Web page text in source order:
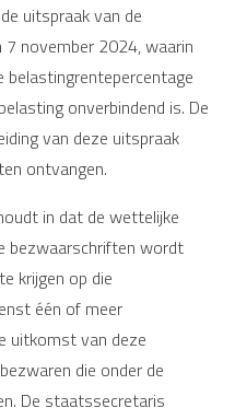
uitspraak van de
november 2024, waarin
onverbindend is. De
van deze uitspraak
ontvangen.
in dat de wettelijke
bezwaarschriften wordt
krijgen op die
één of meer
uitkomst van deze
die onder de
De staatssecretaris